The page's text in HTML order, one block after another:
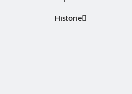
Historie